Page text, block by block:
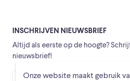
Onze website maakt gebruik
INSCHRIJVEN NIEUWSBRIEF
Altijd als eerste op de hoogte?
nieuwsbrief!